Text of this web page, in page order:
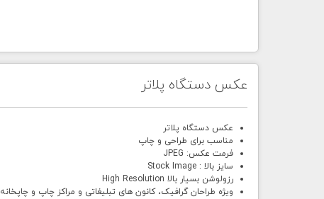
عکس دستگاه پلاتر
عکس دستگاه پلاتر
مناسب برای طراحی و چاپ
فرمت عکس: JPEG
سایز بالا : Stock Image
رزولوشن بسیار بالا High Resolution
ویژه طراحان گرافیک، کانون های تبلیغاتی و مراکز چاپ و چاپخانه